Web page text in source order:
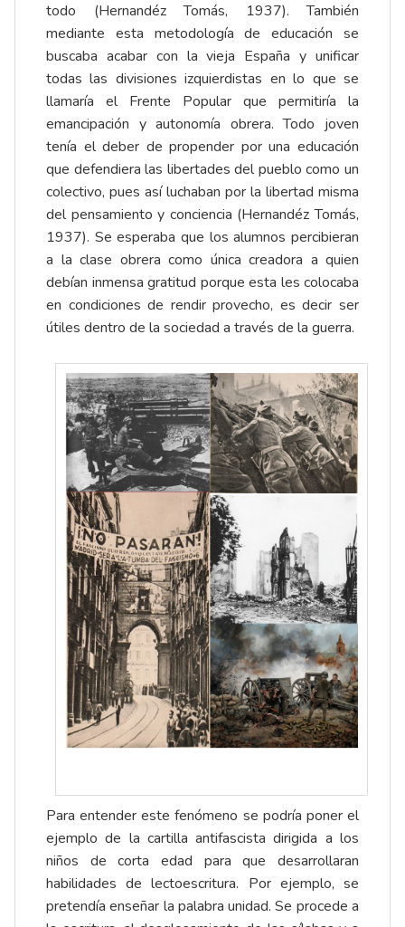
todo (Hernandéz Tomás, 1937). También
mediante esta metodología de educación se
buscaba acabar con la vieja España y unificar
todas las divisiones izquierdistas en lo que se
llamaría el Frente Popular que permitiría la
emancipación y autonomía obrera. Todo joven
tenía el deber de propender por una educación
que defendiera las libertades del pueblo como un
colectivo, pues así luchaban por la libertad misma
del pensamiento y conciencia (Hernandéz Tomás,
1937). Se esperaba que los alumnos percibieran
a la clase obrera como única creadora a quien
debían inmensa gratitud porque esta les colocaba
en condiciones de rendir provecho, es decir ser
útiles dentro de la sociedad a través de la guerra.
Para entender este fenómeno se podría poner el
ejemplo de la cartilla antifascista dirigida a los
niños de corta edad para que desarrollaran
habilidades de lectoescritura. Por ejemplo, se
pretendía enseñar la palabra unidad. Se procede a